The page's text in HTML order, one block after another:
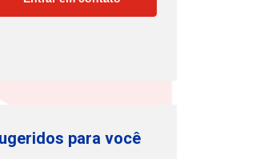
para você